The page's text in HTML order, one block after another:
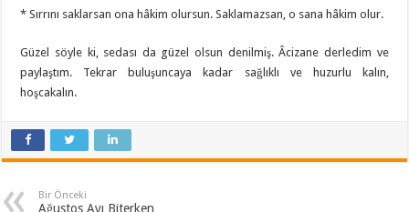
* Sırrını saklarsan ona hâkim olursun. Saklamazsan, o sana hâkim olur.
Güzel söyle ki, sedası da güzel olsun denilmiş. Âcizane derledim ve
paylaştım. Tekrar buluşuncaya kadar sağlıklı ve huzurlu kalın,
hoşcakalın.
Bir Önceki
Ağustos Ayı Biterken